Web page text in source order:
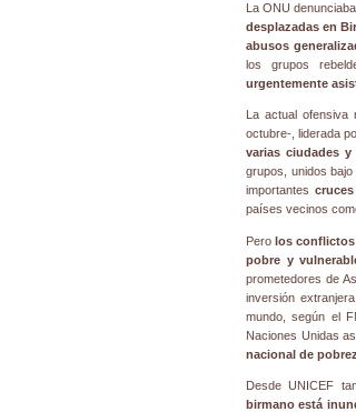
La ONU
desplazadas en
abusos
los grupos
urgentemente
La actual
octubre-, liderada
varias ciudades
grupos, unidos
importantes
países vecinos
Perolos conflictos
pobre y
prometedores de
inversión
mundo, según el
Naciones Unidas
nacional de
Desde UNICEF
birmano está